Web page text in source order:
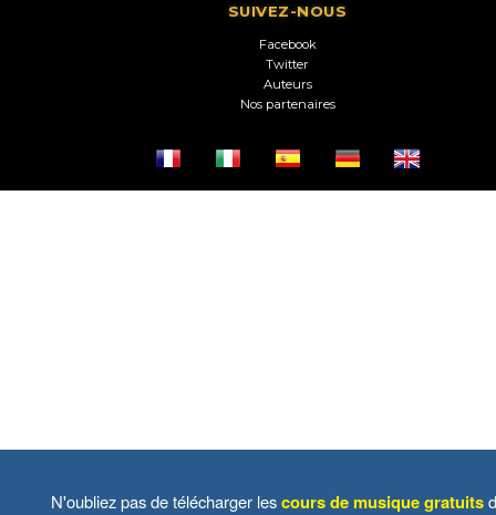
SUIVEZ-NOUS
Facebook
Twitter
Auteurs
Nos partenaires
N'oubliez pas de télécharger lescours de musique gratuits